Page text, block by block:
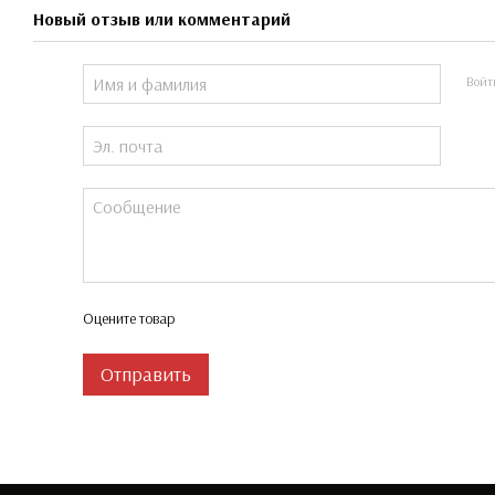
Новый отзыв или комментарий
Оцените товар
Отправить